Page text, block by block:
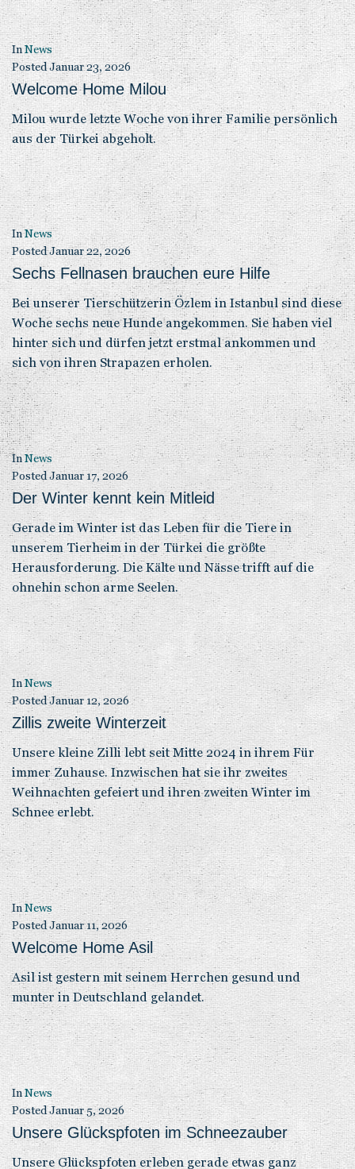
InNews
PostedJanuar 23, 2026
Welcome Home Milou
Milou wurde letzte Woche von ihrer Familie persönlich
aus der Türkei abgeholt.
InNews
PostedJanuar 22, 2026
Sechs Fellnasen brauchen eure Hilfe
Bei unserer Tierschützerin Özlem in Istanbul sind diese
Woche sechs neue Hunde angekommen. Sie haben viel
hinter sich und dürfen jetzt erstmal ankommen und
sich von ihren Strapazen erholen.
InNews
PostedJanuar 17, 2026
Der Winter kennt kein Mitleid
Gerade im Winter ist das Leben für die Tiere in
unserem Tierheim in der Türkei die größte
Herausforderung. Die Kälte und Nässe trifft auf die
ohnehin schon arme Seelen.
InNews
PostedJanuar 12, 2026
Zillis zweite Winterzeit
Unsere kleine Zilli lebt seit Mitte 2024 in ihrem Für
immer Zuhause. Inzwischen hat sie ihr zweites
Weihnachten gefeiert und ihren zweiten Winter im
Schnee erlebt.
InNews
Posted Januar 11, 2026
Welcome Home Asil
Asil ist gestern mit seinem Herrchen gesund und
munter in Deutschland gelandet.
InNews
PostedJanuar 5, 2026
Unsere Glückspfoten im Schneezauber
Unsere Glückspfoten erleben gerade etwas ganz